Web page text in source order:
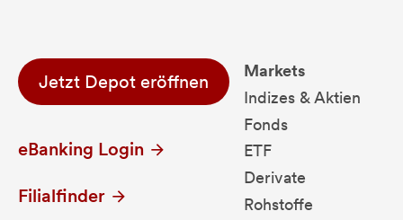
Jetzt Depot eröffnen
eBanking Login
Filialfinder
Markets
Indizes & Aktien
Fonds
ETF
Derivate
Rohstoffe